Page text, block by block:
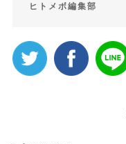
ヒトメボ編集部